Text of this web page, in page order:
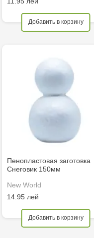
Добавить в корзину
Пенопластовая заготовка
Снеговик 150мм
New World
14.95 лей
Добавить в корзину